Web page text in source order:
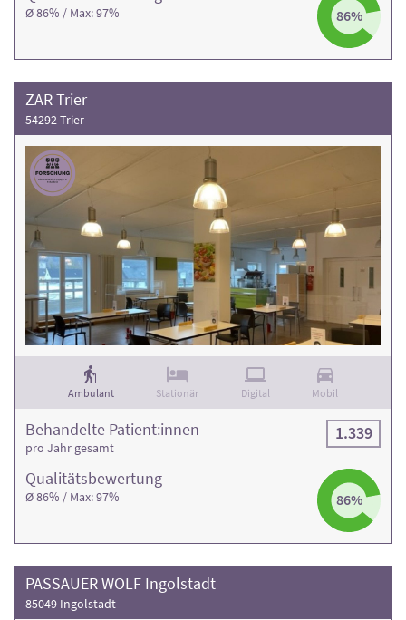
Ø 86% / Max: 97% 86%
ZAR Trier
54292 Trier
Ambulant Stationär Digital Mobil
Qualitäts­bewertung
Ø 86% / Max: 97% 86%
Behandelte Patient:innen
pro Jahr gesamt
1.339
PASSAUER WOLF Ingolstadt
85049 Ingolstadt